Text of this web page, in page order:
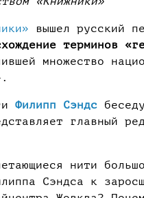
вышел русский
терминов
множество
Филипп Сэндс
главный
нити
Сэндса к